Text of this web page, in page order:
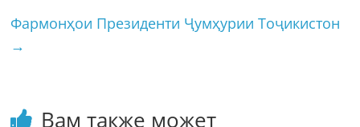
Фармонҳои Президенти Ҷумҳурии Тоҷикистон
→
Вам также может